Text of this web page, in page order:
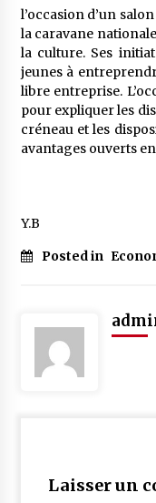
l’occasion d’un
la caravane
la culture. Ses
jeunes à
libre entreprise.
pour expliquer les
créneau et les
avantages ouverts
Y.B
Posted in
Laisser un